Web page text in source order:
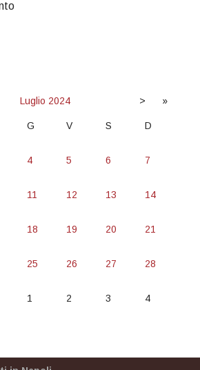
Luglio 2024 > »
G V S D
4 5 6 7
11 12 13 14
18 19 20 21
25 26 27 28
1 2 3 4